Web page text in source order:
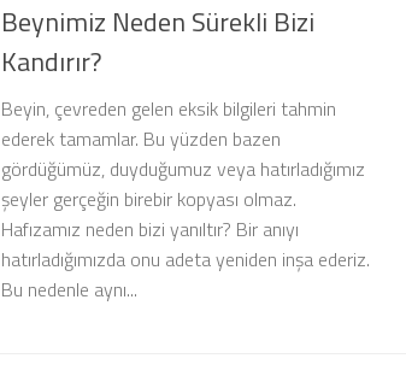
Beynimiz Neden Sürekli Bizi
Kandırır?
Beyin, çevreden gelen eksik bilgileri tahmin
ederek tamamlar. Bu yüzden bazen
gördüğümüz, duyduğumuz veya hatırladığımız
şeyler gerçeğin birebir kopyası olmaz.
Hafızamız neden bizi yanıltır? Bir anıyı
hatırladığımızda onu adeta yeniden inşa ederiz.
Bu nedenle aynı...